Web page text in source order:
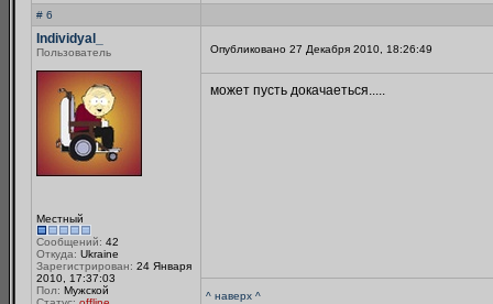
# 6
Individyal_
Пользователь
Местный
Сообщений: 42
Откуда: Ukraine
Зарегистрирован: 24 Января
2010, 17:37:03
Пол: Мужской
Опубликовано 27 Декабря 2010, 18:26:49
может пусть докачаеться.....
^ наверх ^